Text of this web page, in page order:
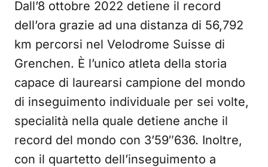
Dall’8 ottobre 2022 detiene il record
dell’ora grazie ad una distanza di 56,792
km percorsi nel Velodrome Suisse di
Grenchen. È l’unico atleta della storia
capace di laurearsi campione del mondo
di inseguimento individuale per sei volte,
specialità nella quale detiene anche il
record del mondo con 3’59″636. Inoltre,
con il quartetto dell’inseguimento a